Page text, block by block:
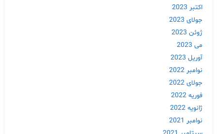
اکتبر 2023
جولای 2023
ژوئن 2023
می 2023
آوریل 2023
نوامبر 2022
جولای 2022
فوریه 2022
ژانویه 2022
نوامبر 2021